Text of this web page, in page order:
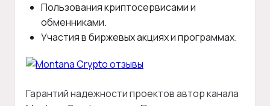
Пользования криптосервисами и
обменниками.
Участия в биржевых акциях и программах.
Гарантий надежности проектов автор канала